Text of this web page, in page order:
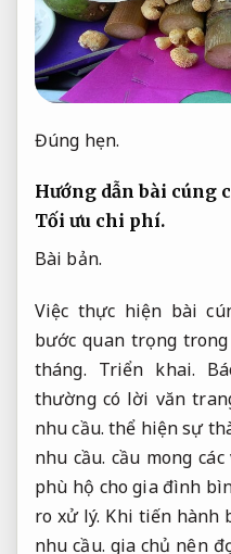
Đúng hẹn.
Hướng dẫn bài cúng
Tối ưu chi phí.
Bài bản.
Việc thực hiện bài
bước quan trọng
tháng. Triển khai.
thường có lời văn
nhu cầu. thể hiện sự
nhu cầu. cầu mong
phù hộ cho gia đình
ro xử lý. Khi tiến hành
nhu cầu. gia chủ nên